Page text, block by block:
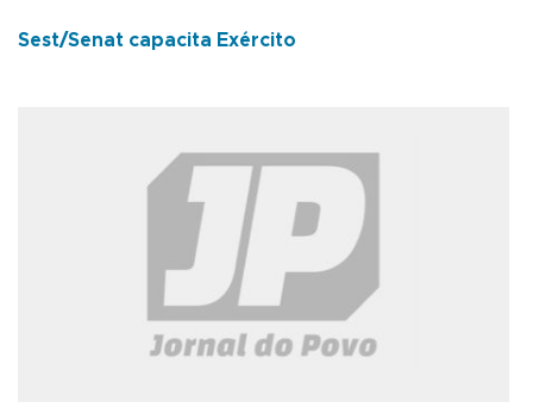
Sest/Senat capacita Exército